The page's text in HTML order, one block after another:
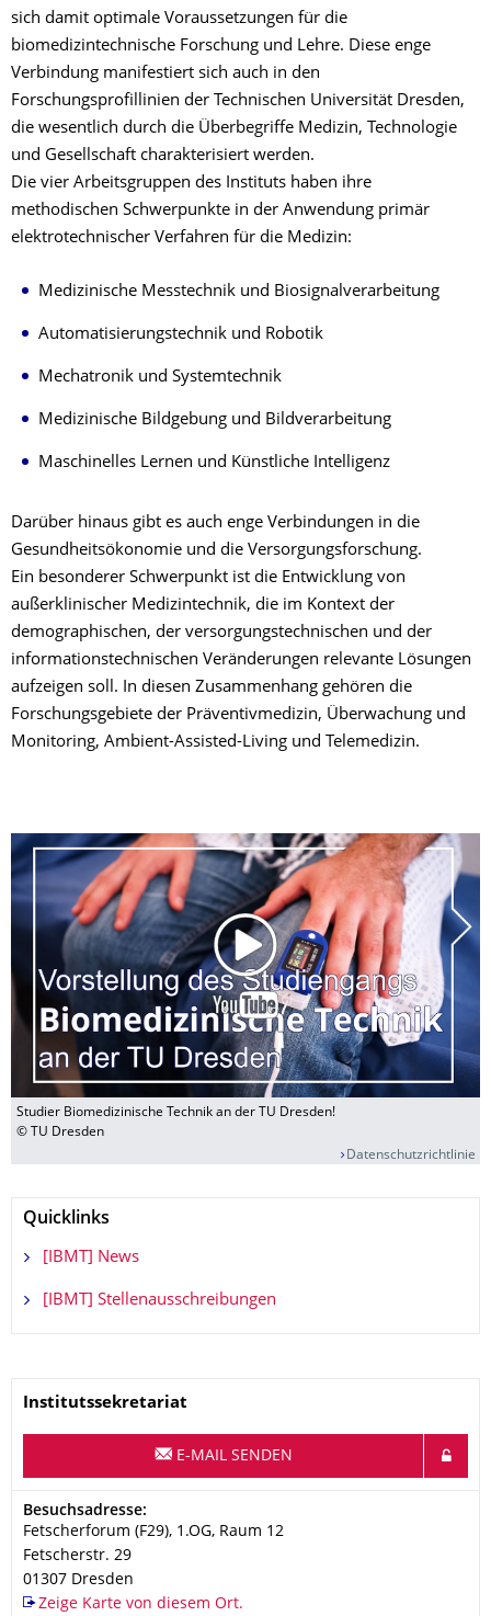
sich damit optimale Voraussetzungen für die
biomedizintechnische Forschung und Lehre. Diese enge
Verbindung manifestiert sich auch in den
Forschungsprofillinien der Technischen Universität Dresden,
die wesentlich durch die Überbegriffe Medizin, Technologie
und Gesellschaft charakterisiert werden.
Die vier Arbeitsgruppen des Instituts haben ihre
methodischen Schwerpunkte in der Anwendung primär
elektrotechnischer Verfahren für die Medizin:
Medizinische Messtechnik und Biosignalverarbeitung
Automatisierungstechnik und Robotik
Mechatronik und Systemtechnik
Medizinische Bildgebung und Bildverarbeitung
Maschinelles Lernen und Künstliche Intelligenz
Darüber hinaus gibt es auch enge Verbindungen in die
Gesundheitsökonomie und die Versorgungsforschung.
Ein besonderer Schwerpunkt ist die Entwicklung von
außerklinischer Medizintechnik, die im Kontext der
demographischen, der versorgungstechnischen und der
informationstechnischen Veränderungen relevante Lösungen
aufzeigen soll. In diesen Zusammenhang gehören die
Forschungsgebiete der Präventivmedizin, Überwachung und
Monitoring, Ambient-Assisted-Living und Telemedizin.
Studier Biomedizinische Technik an der TU Dresden!
© TU Dresden
Datenschutzrichtlinie
Quicklinks
[IBMT] News
[IBMT] Stellenausschreibungen
Name
Institutssekretariat
E-MAIL SENDEN
Adresse
Besuchsadresse:
Fetscherforum (F29), 1.OG, Raum 12
Fetscherstr. 29
01307 Dresden
Zeige Karte von diesem Ort.